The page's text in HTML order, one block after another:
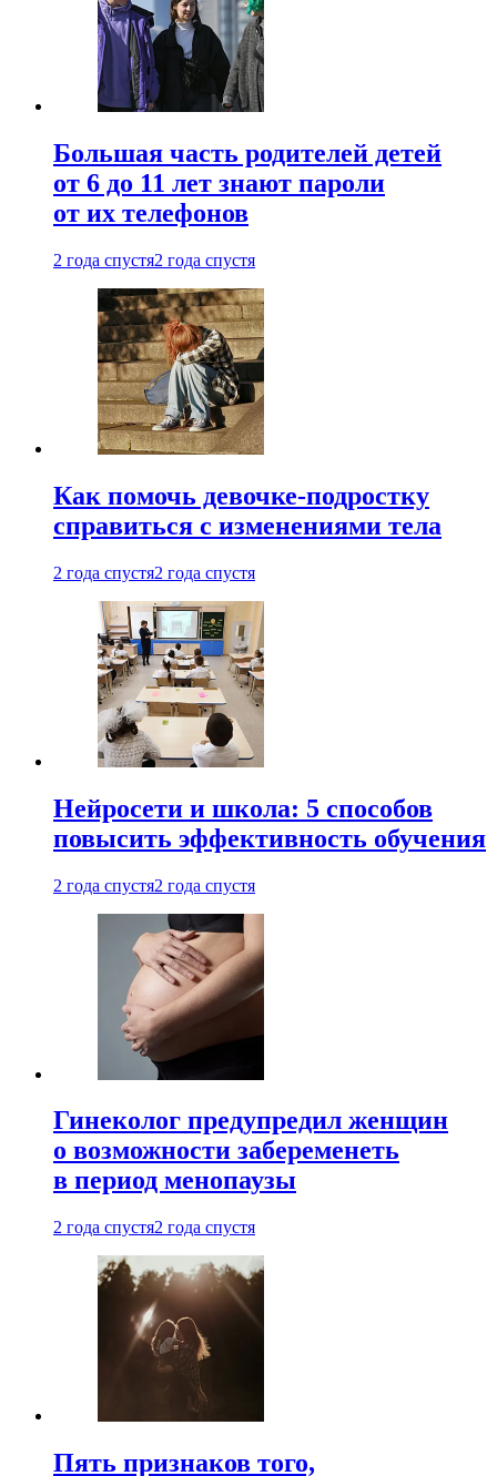
Большая часть родителей детей
от 6 до 11 лет знают пароли
от их телефонов
2 года спустя2 года спустя
Как помочь девочке-подростку
справиться с изменениями тела
2 года спустя2 года спустя
Нейросети и школа: 5 способов
повысить эффективность обучения
2 года спустя2 года спустя
Гинеколог предупредил женщин
о возможности забеременеть
в период менопаузы
2 года спустя2 года спустя
Пять признаков того,